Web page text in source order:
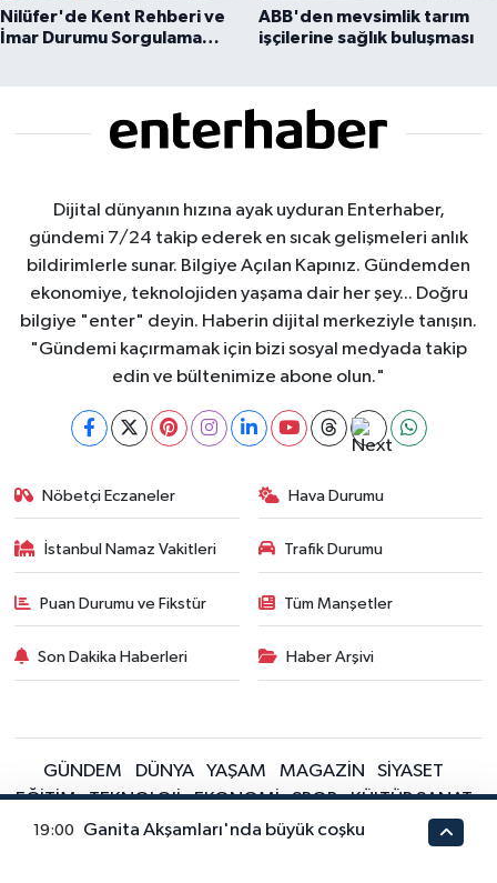
Nilüfer'de Kent Rehberi ve
İmar Durumu Sorgulama
ABB'den mevsimlik tarım
işçilerine sağlık buluşması
Dijital dünyanın hızına ayak uyduran Enterhaber,
gündemi 7/24 takip ederek en sıcak gelişmeleri anlık
bildirimlerle sunar. Bilgiye Açılan Kapınız. Gündemden
ekonomiye, teknolojiden yaşama dair her şey... Doğru
bilgiye "enter" deyin. Haberin dijital merkeziyle tanışın.
"Gündemi kaçırmamak için bizi sosyal medyada takip
edin ve bültenimize abone olun."
Nöbetçi Eczaneler Hava Durumu
İstanbul Namaz Vakitleri Trafik Durumu
Puan Durumu ve Fikstür Tüm Manşetler
Son Dakika Haberleri Haber Arşivi
GÜNDEM DÜNYA YAŞAM MAGAZİN
SİYASET
EĞİTİM
TEKNOLOJİ EKONOMİ SPOR
KÜLTÜR SANAT
FRAGMANLAR
19:00 Ganita Akşamları'nda büyük coşku